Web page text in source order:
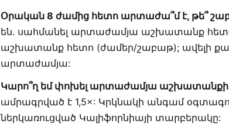
Օրական 8 ժամից հետո արտաժա՞մ է, թե՞
են. սահմանել արտաժամյա աշխատանք
աշխատանք հետո (ժամեր/շաբաթ); ավելի
արտաժամյա:
Կարո՞ղ եմ փոխել արտաժամյա աշխատանքի
ամրագրված է 1,5×: Կրկնակի անգամ
ներկառուցված Կալիֆորնիայի տարբերակը: